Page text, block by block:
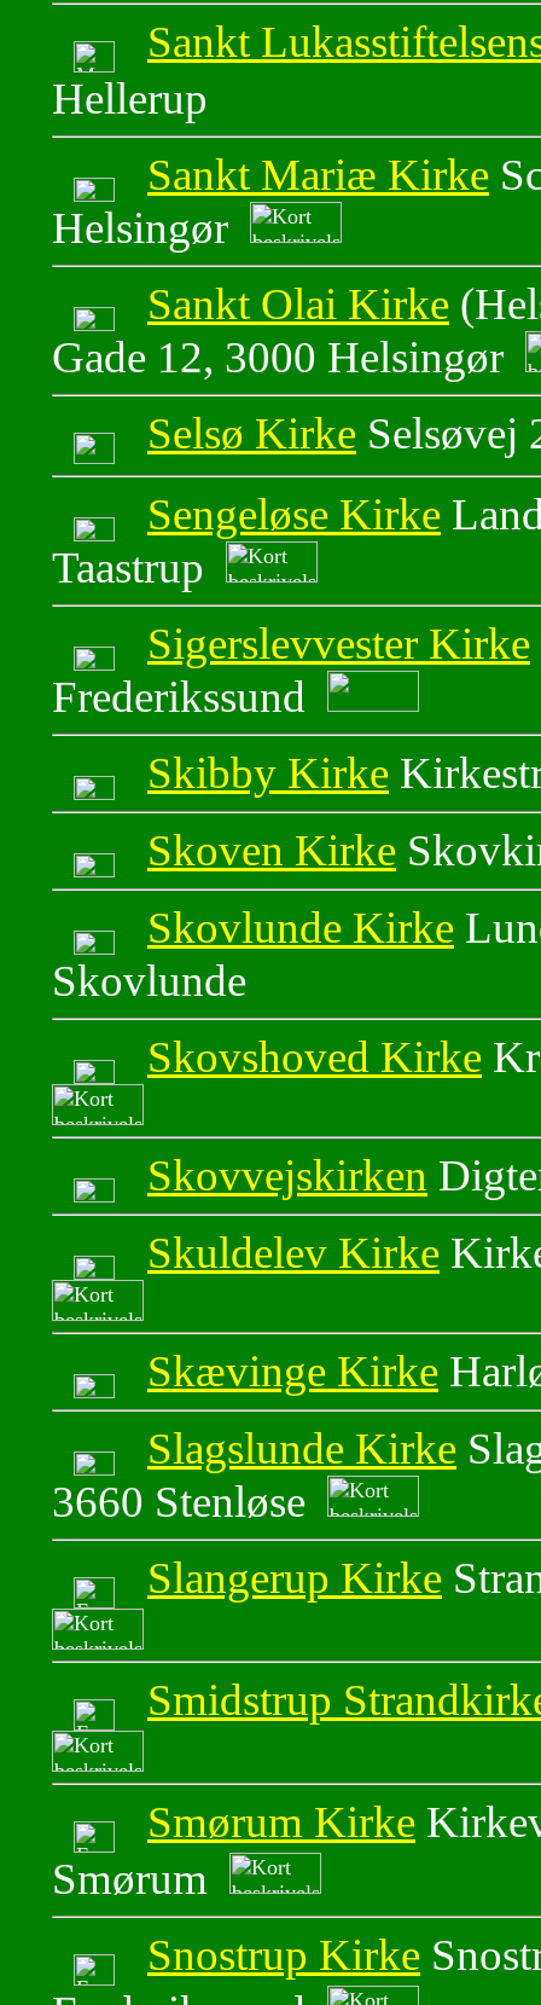
Sankt
Hellerup
Sankt Mariæ Kirke
Helsingør
Sankt Olai Kirke
Gade 12, 3000 Helsingør
Selsø Kirke Selsøvej
Sengeløse Kirke
Taastrup
Sigerslevvester Kirke
Frederikssund
Skibby Kirke
Skoven Kirke
Skovlunde Kirke
Skovlunde
Skovshoved Kirke
Skovvejskirken
Skuldelev Kirke
Skævinge Kirke
Slagslunde Kirke
3660 Stenløse
Slangerup Kirke
Smidstrup
Smørum Kirke
Smørum
Snostrup Kirke